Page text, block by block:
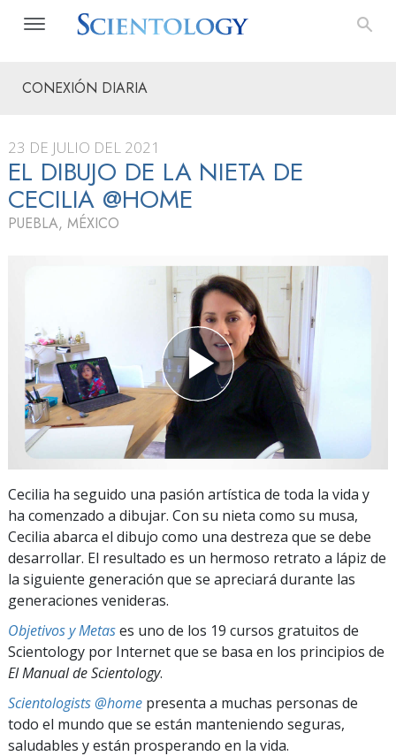
CONEXIÓN DIARIA
23 DE JULIO DEL 2021
EL DIBUJO DE LA NIETA DE
CECILIA @HOME
PUEBLA, MÉXICO
Cecilia ha seguido una pasión artística de toda la vida y
ha comenzado a dibujar. Con su nieta como su musa,
Cecilia abarca el dibujo como una destreza que se debe
desarrollar. El resultado es un hermoso retrato a lápiz de
la siguiente generación que se apreciará durante las
generaciones venideras.
Objetivos y Metases uno de los 19 cursos gratuitos de
Scientology por Internet que se basa en los principios de
El Manual de Scientology.
Scientologists @home presenta a muchas personas de
todo el mundo que se están manteniendo seguras,
saludables y están prosperando en la vida.